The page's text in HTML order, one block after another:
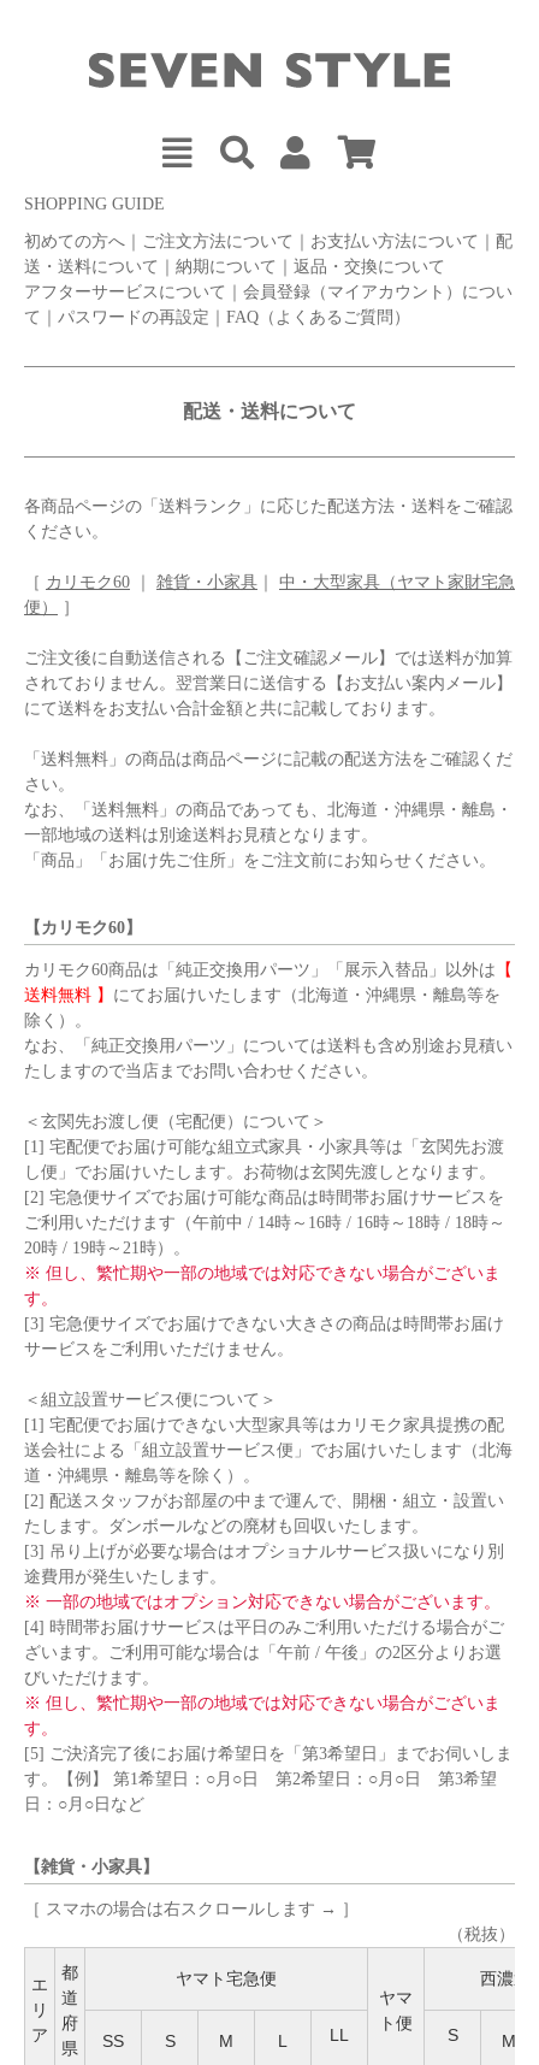
SHOPPING GUIDE
初めての方へ ご注文方法について お支払い方法について
配
送・送料について
納期について
返品・交換について
アフターサービスについて
会員登録（マイアカウント）につい
て
パスワードの再設定 FAQ（よくあるご質問）
配送・送料について
各商品ページの「送料ランク」に応じた配送方法・送料をご確認
ください。
［ カリモク60 雑貨・小家具
中・大型家具（ヤマト家財宅急
便）
］
ご注文後に自動送信される【ご注文確認メール】では送料が加算
されておりません。翌営業日に送信する【お支払い案内メール】
にて送料をお支払い合計金額と共に記載しております。
「送料無料」の商品は商品ページに記載の配送方法をご確認くだ
さい。
なお、「送料無料」の商品であっても、北海道・沖縄県・離島・
一部地域の送料は別途送料お見積となります。
「商品」「お届け先ご住所」をご注文前にお知らせください。
【カリモク60】
カリモク60商品は「純正交換用パーツ」「展示入替品」以外は 【
送料無料 】 にてお届けいたします（北海道・沖縄県・離島等を
除く）。
なお、「純正交換用パーツ」については送料も含め別途お見積い
たしますので当店までお問い合わせください。
＜玄関先お渡し便（宅配便）について＞
[1] 宅配便でお届け可能な組立式家具・小家具等は「玄関先お渡
し便」でお届けいたします。お荷物は玄関先渡しとなります。
[2] 宅急便サイズでお届け可能な商品は時間帯お届けサービスを
ご利用いただけます（午前中 / 14時～16時 / 16時～18時 / 18時～
20時 / 19時～21時）。
※ 但し、繁忙期や一部の地域では対応できない場合がございま
す。
[3] 宅急便サイズでお届けできない大きさの商品は時間帯お届け
サービスをご利用いただけません。
＜組立設置サービス便について＞
[1] 宅配便でお届けできない大型家具等はカリモク家具提携の配
送会社による「組立設置サービス便」でお届けいたします（北海
道・沖縄県・離島等を除く）。
[2] 配送スタッフがお部屋の中まで運んで、開梱・組立・設置い
たします。ダンボールなどの廃材も回収いたします。
[3] 吊り上げが必要な場合はオプショナルサービス扱いになり別
途費用が発生いたします。
※ 一部の地域ではオプション対応できない場合がございます。
[4] 時間帯お届けサービスは平日のみご利用いただける場合がご
ざいます。ご利用可能な場合は「午前 / 午後」の2区分よりお選
びいただけます。
※ 但し、繁忙期や一部の地域では対応できない場合がございま
す。
[5] ご決済完了後にお届け希望日を「第3希望日」までお伺いしま
す。【例】 第1希望日：○月○日 第2希望日：○月○日 第3希望
日：○月○日など
【雑貨・小家具】
［ スマホの場合は右スクロールします → ］
（税抜）
エ
リ
ア
都
道
府
県
ヤマト宅急便
ヤマ
ト便
西濃運
SS S M L LL S M